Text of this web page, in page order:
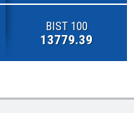
BIST 100
13779.39